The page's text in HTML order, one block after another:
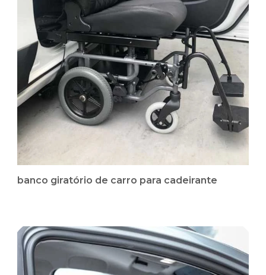
banco giratório de carro para cadeirante